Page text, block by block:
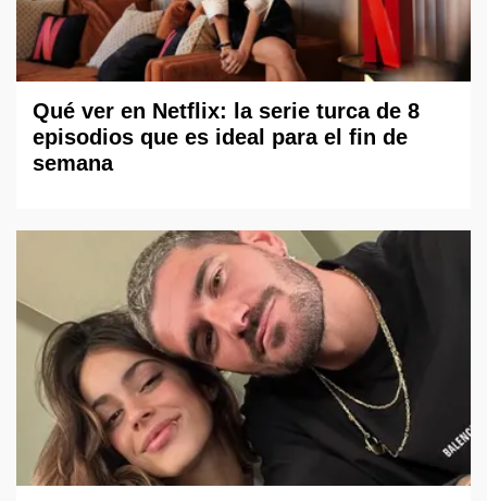
Qué ver en Netflix: la serie turca de 8
episodios que es ideal para el fin de
semana